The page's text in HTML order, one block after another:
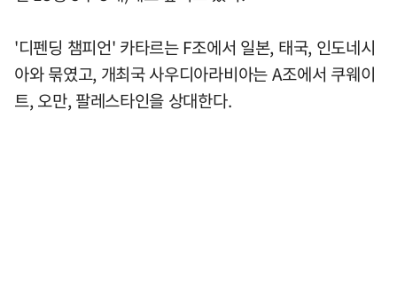
'디펜딩 챔피언' 카타르는 F조에서 일본, 태국, 인도네시
아와 묶였고, 개최국 사우디아라비아는 A조에서 쿠웨이
트, 오만, 팔레스타인을 상대한다.